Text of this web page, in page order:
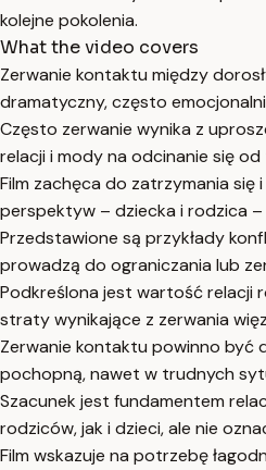
kolejne pokolenia.
What the video covers
Zerwanie kontaktu między
dramatyczny, często
Często zerwanie wynika z
relacji i mody na odcinanie się
Film zachęca do zatrzymania się
perspektyw – dziecka i rodzica
Przedstawione są przykłady
prowadzą do ograniczania lub
Podkreślona jest wartość relacji
straty wynikające z zerwania
Zerwanie kontaktu powinno być
pochopną, nawet w trudnych
Szacunek jest fundamentem
rodziców, jak i dzieci, ale nie
Film wskazuje na potrzebę